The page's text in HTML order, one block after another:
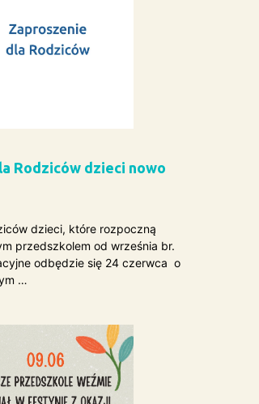
Rodziców dzieci nowo
dzieci, które rozpoczną
przedszkolem od września br.
odbędzie się 24 czerwca o
…